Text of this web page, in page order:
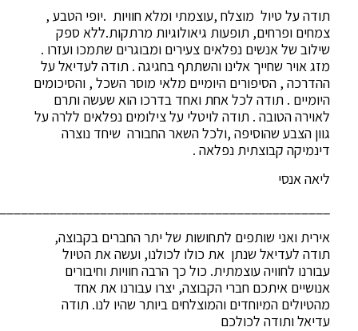
תודה על טיול מוצלח ,עוצמתי ומלא חוויות .יופי הטבע ,
צמחים ופרחים, תופעות גיאולוגיות מרתקות.ללא ספק
שילוב של אנשים נפלאים צעירים ומבוגרים שתמכו ועזרו .
מזג אויר שחייך אלינו והשתתף בחגיגה . תודה לעדיאל על
ההדרכה , הסיפורים היומיים מלאי מוסר השכל , והסיכומים
היומיים . תודה לכל אחת ואחד בדרכו הוא שעשה ותרם
לאוירה הטובה . תודה לויטלי על צילומים נפלאים ללרה על
גוון הצבע שהוסיפה ,ולכל השאר החבורה שיחד נוצרה
דינמיקה קבוצתית נפלאה .
ליאה אנסי
אירית ואני שותפים לתחושות של יתר החברים בקבוצה,
תודה לעדיאל שנתן את כולו לכולנו, ועשה את הטיול
עבורנו לחוויה עוצמתית. כול כך הרבה חוויות וחיבורים
אנושיים איתכם חברי הקבוצה, יצרו עבורנו את אחד
מהטיולים המיוחדים והמוצלחים ביותר שהיו לנו. תודה
עדיאל ותודה לכולכם